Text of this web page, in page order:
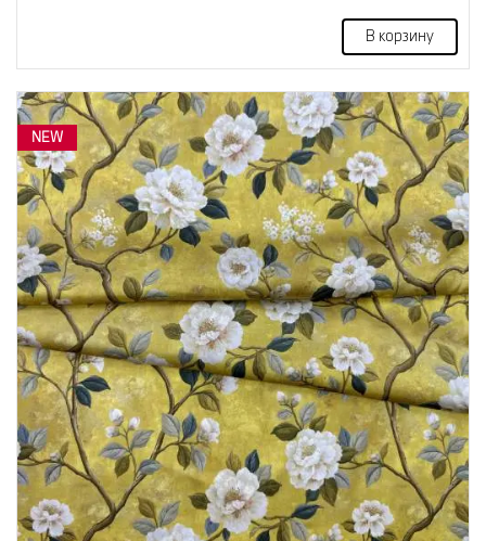
В корзину
NEW